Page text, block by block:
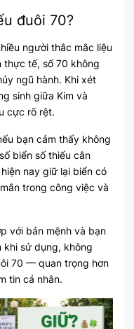
đuôi 70?
người thắc mắc liệu
thực tế, số 70 không
ngũ hành. Khi xét
sinh giữa Kim và
cực rõ rệt.
bạn cảm thấy không
biển số thiếu cân
nay giữ lại biển có
trong công việc và
với bản mệnh và bạn
khi sử dụng, không
70 — quan trọng hơn
tin cá nhân.